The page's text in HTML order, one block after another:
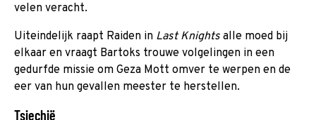
velen veracht.
Uiteindelijk raapt Raiden in Last Knights alle moed bij
elkaar en vraagt Bartoks trouwe volgelingen in een
gedurfde missie om Geza Mott omver te werpen en de
eer van hun gevallen meester te herstellen.
Tsjechië